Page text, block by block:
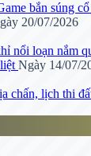
bắn súng
20/07/2026
nổi loạn nắm
Ngày 14/07/
chấn, lịch thi